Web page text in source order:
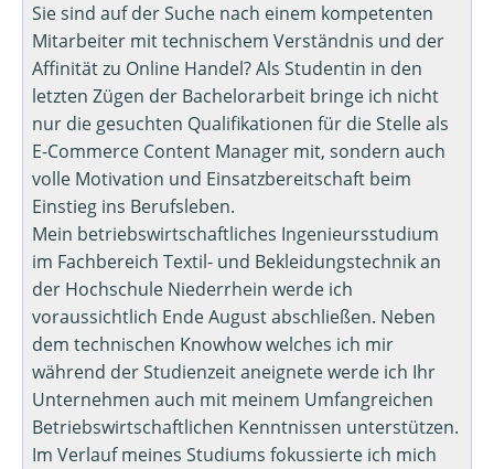
Sie sind auf der Suche nach einem kompetenten
Mitarbeiter mit technischem Verständnis und der
Affinität zu Online Handel? Als Studentin in den
letzten Zügen der Bachelorarbeit bringe ich nicht
nur die gesuchten Qualifikationen für die Stelle als
E-Commerce Content Manager mit, sondern auch
volle Motivation und Einsatzbereitschaft beim
Einstieg ins Berufsleben.
Mein betriebswirtschaftliches Ingenieursstudium
im Fachbereich Textil- und Bekleidungstechnik an
der Hochschule Niederrhein werde ich
voraussichtlich Ende August abschließen. Neben
dem technischen Knowhow welches ich mir
während der Studienzeit aneignete werde ich Ihr
Unternehmen auch mit meinem Umfangreichen
Betriebswirtschaftlichen Kenntnissen unterstützen.
Im Verlauf meines Studiums fokussierte ich mich